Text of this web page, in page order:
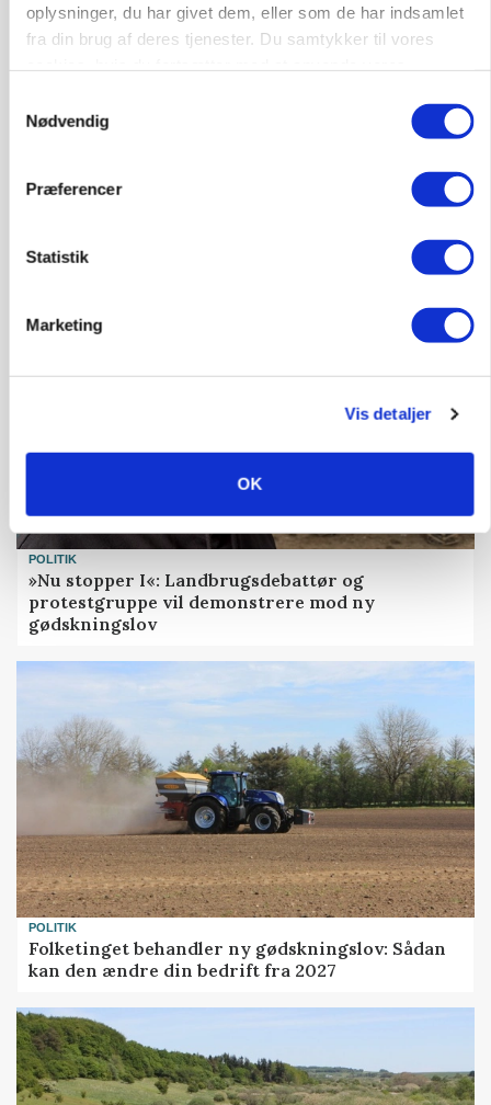
oplysninger, du har givet dem, eller som de har indsamlet
fra din brug af deres tjenester. Du samtykker til vores
Nødvendig
Præferencer
Statistik
Marketing
Vis detaljer
OK
MARKED
Russisk mælkepris dykker 23 procent
BUSINESS
POLITIK
»Nu stopper I«: Landbrugsdebattør og
protestgruppe vil demonstrere mod ny
gødskningslov
POLITIK
Folketinget behandler ny gødskningslov: Sådan
kan den ændre din bedrift fra 2027